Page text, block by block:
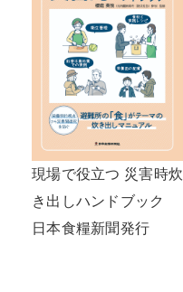
現場で役立つ 災害時炊
き出しハンドブック
日本食糧新聞発行